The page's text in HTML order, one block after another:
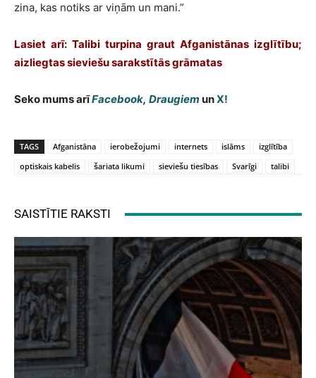
zina, kas notiks ar viņām un mani.”
Lasiet arī: Talibi turpina graut Afganistānas izglītību;
aizliegtas sieviešu sarakstītās grāmatas
Seko mums arīFacebook, Draugiem unX!
TAGS Afganistāna ierobežojumi internets islāms
izglītība
optiskais kabelis
šariata likumi sieviešu tiesības Svarīgi talibi
SAISTĪTIE RAKSTI